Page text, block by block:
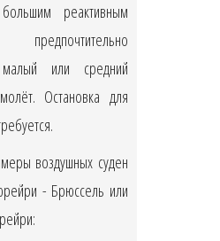
реактивным
малый или средний
Остановка для
воздушных суден
- Брюссель или